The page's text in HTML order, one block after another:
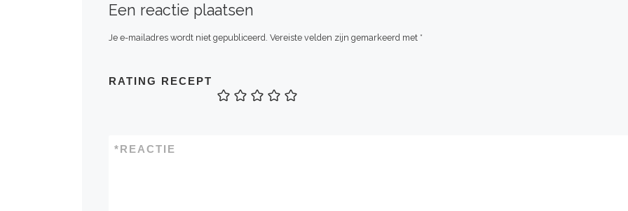
Een reactie plaatsen
Je e-mailadres wordt niet gepubliceerd. Vereiste velden zijn gemarkeerd met *
RATING RECEPT
REACTIE
*